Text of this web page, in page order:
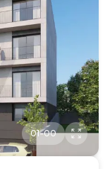
01-00